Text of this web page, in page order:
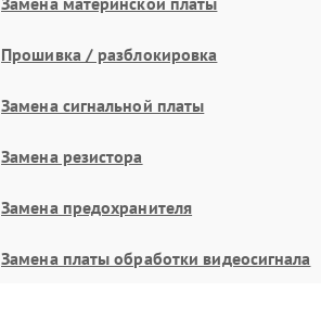
Прошивка / разблокировка
Замена сигнальной платы
Замена резистора
Замена предохранителя
Замена платы обработки видеосигнала